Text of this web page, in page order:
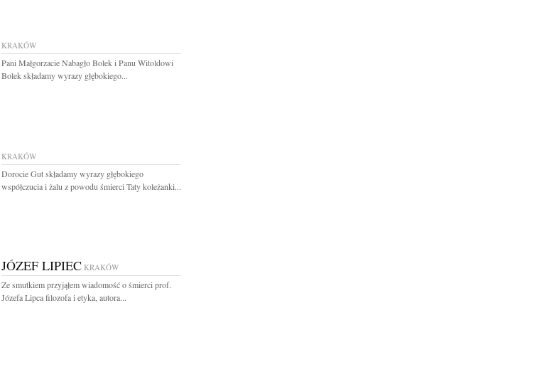
KRAKÓW
Pani Małgorzacie Nabagło Bolek i Panu Witoldowi
Bolek składamy wyrazy głębokiego...
KRAKÓW
Dorocie Gut składamy wyrazy głębokiego
współczucia i żalu z powodu śmierci Taty koleżanki...
JÓZEF LIPIEC KRAKÓW
Ze smutkiem przyjąłem wiadomość o śmierci prof.
Józefa Lipca filozofa i etyka, autora...